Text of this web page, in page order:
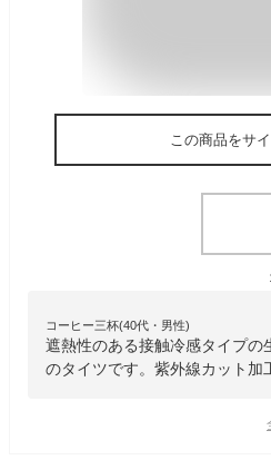
この商品をサ
コーヒー三杯(40代・男性)
遮熱性のある接触冷感タイプの
のタイツです。紫外線カット加